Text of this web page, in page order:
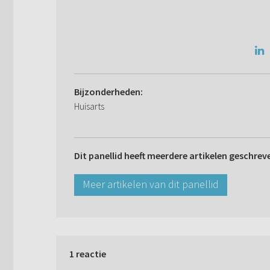
Bijzonderheden:
Huisarts
Dit panellid heeft meerdere artikelen
Meer artikelen van dit panellid
1 reactie